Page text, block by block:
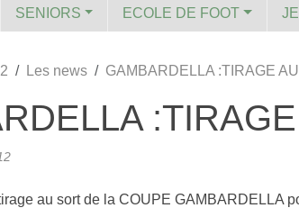
SENIORS ECOLE DE FOOT
Les news GAMBARDELLA :TIRAGE
au sort de la COUPE GAMBARDELLA